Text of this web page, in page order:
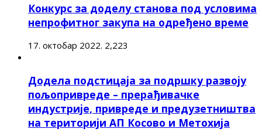
Конкурс за доделу станова под условима
непрофитног закупа на одређено време
17. октобар 2022. 2,223
Додела подстицаја за подршку развоју
пољопривреде – прерађивачке
индустрије, привреде и предузетништва
на територији АП Косово и Метохија